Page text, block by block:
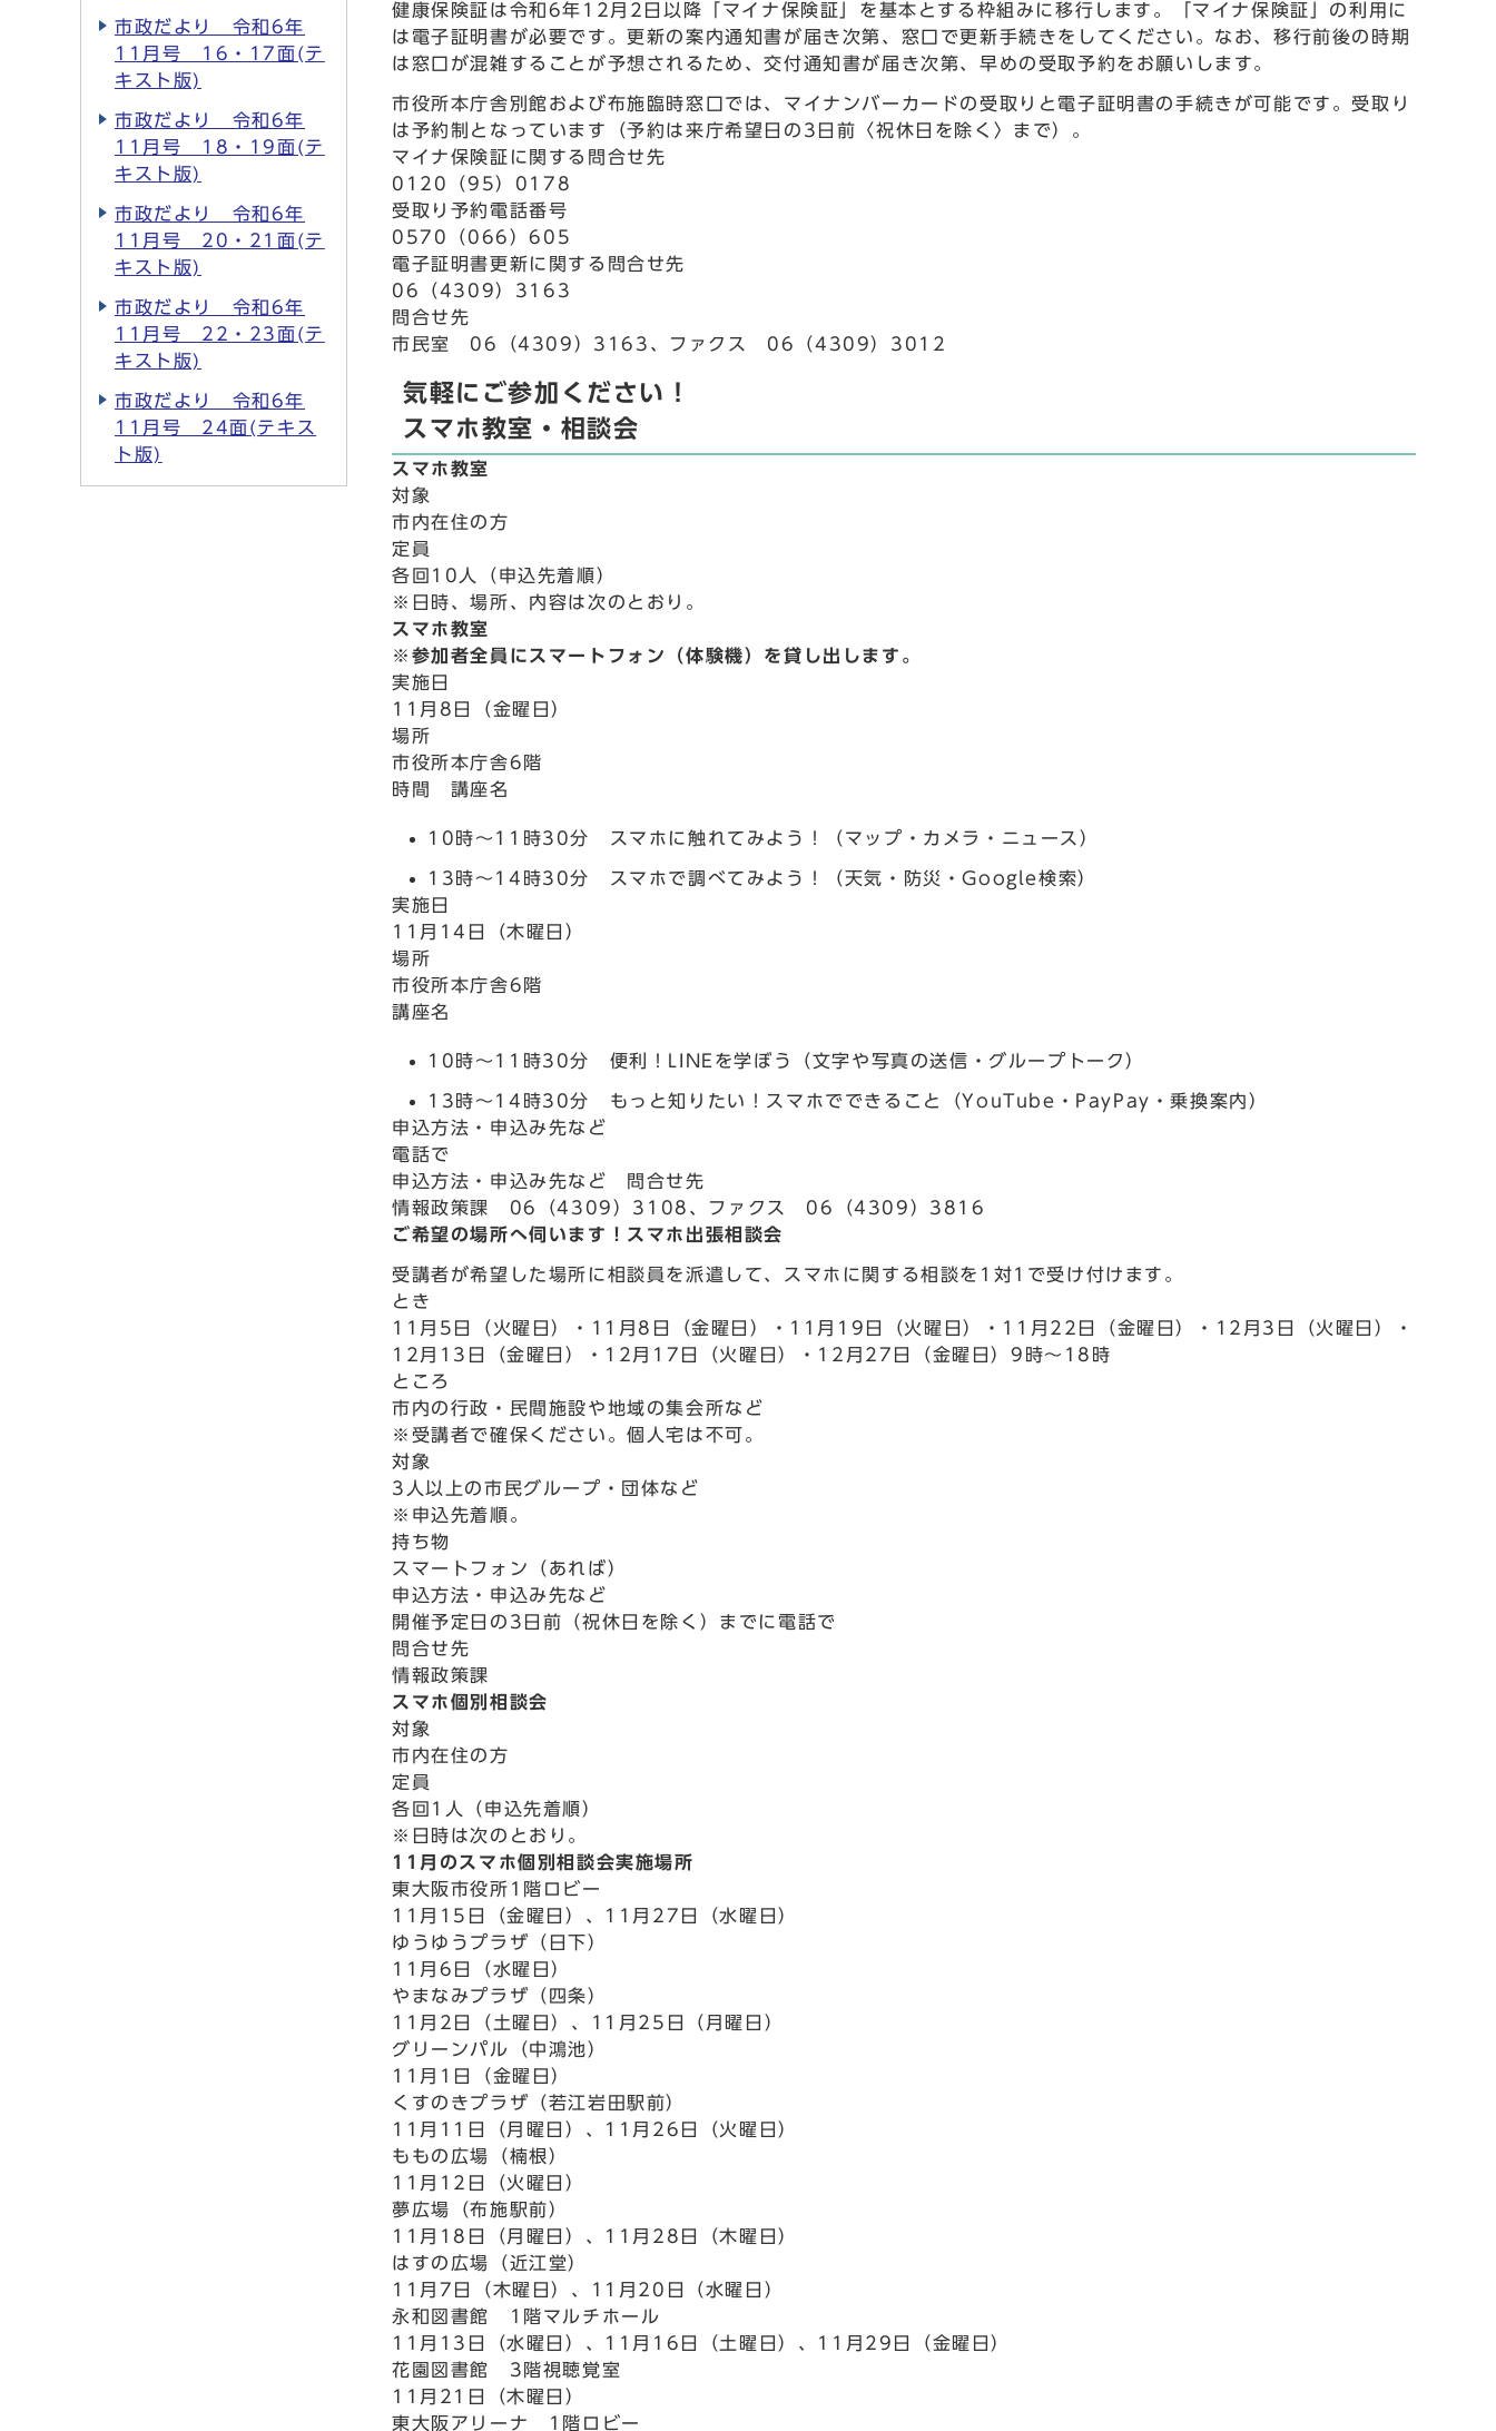
健康保険証は令和6年12月2日以降「マイナ保険証」を基本とする枠組みに移行します。「マイナ保険証」の利用に
は電子証明書が必要です。更新の案内通知書が届き次第、窓口で更新手続きをしてください。なお、移行前後の時期
は窓口が混雑することが予想されるため、交付通知書が届き次第、早めの受取予約をお願いします。
市役所本庁舎別館および布施臨時窓口では、マイナンバーカードの受取りと電子証明書の手続きが可能です。受取り
は予約制となっています（予約は来庁希望日の3日前〈祝休日を除く〉まで）。
マイナ保険証に関する問合せ先
0120（95）0178
受取り予約電話番号
0570（066）605
電子証明書更新に関する問合せ先
06（4309）3163
問合せ先
市民室 06（4309）3163、ファクス 06（4309）3012
気軽にご参加ください！
スマホ教室・相談会
スマホ教室
対象
市内在住の方
定員
各回10人（申込先着順）
※日時、場所、内容は次のとおり。
スマホ教室
※参加者全員にスマートフォン（体験機）を貸し出します。
実施日
11月8日（金曜日）
場所
市役所本庁舎6階
時間 講座名
10時～11時30分 スマホに触れてみよう！（マップ・カメラ・ニュース）
13時～14時30分 スマホで調べてみよう！（天気・防災・Google検索）
実施日
11月14日（木曜日）
場所
市役所本庁舎6階
講座名
10時～11時30分 便利！LINEを学ぼう（文字や写真の送信・グループトーク）
13時～14時30分 もっと知りたい！スマホでできること（YouTube・PayPay・乗換案内）
申込方法・申込み先など
電話で
申込方法・申込み先など 問合せ先
情報政策課 06（4309）3108、ファクス 06（4309）3816
ご希望の場所へ伺います！スマホ出張相談会
受講者が希望した場所に相談員を派遣して、スマホに関する相談を1対1で受け付けます。
とき
11月5日（火曜日）・11月8日（金曜日）・11月19日（火曜日）・11月22日（金曜日）・12月3日（火曜日）・
12月13日（金曜日）・12月17日（火曜日）・12月27日（金曜日）9時～18時
ところ
市内の行政・民間施設や地域の集会所など
※受講者で確保ください。個人宅は不可。
対象
3人以上の市民グループ・団体など
※申込先着順。
持ち物
スマートフォン（あれば）
申込方法・申込み先など
開催予定日の3日前（祝休日を除く）までに電話で
問合せ先
情報政策課
スマホ個別相談会
対象
市内在住の方
定員
各回1人（申込先着順）
※日時は次のとおり。
11月のスマホ個別相談会実施場所
東大阪市役所1階ロビー
11月15日（金曜日）、11月27日（水曜日）
ゆうゆうプラザ（日下）
11月6日（水曜日）
やまなみプラザ（四条）
11月2日（土曜日）、11月25日（月曜日）
グリーンパル（中鴻池）
11月1日（金曜日）
くすのきプラザ（若江岩田駅前）
11月11日（月曜日）、11月26日（火曜日）
ももの広場（楠根）
11月12日（火曜日）
夢広場（布施駅前）
11月18日（月曜日）、11月28日（木曜日）
はすの広場（近江堂）
11月7日（木曜日）、11月20日（水曜日）
永和図書館 1階マルチホール
11月13日（水曜日）、11月16日（土曜日）、11月29日（金曜日）
花園図書館 3階視聴覚室
11月21日（木曜日）
東大阪アリーナ 1階ロビー
市政だより 令和6年
11月号 16・17面(テ
キスト版)
市政だより 令和6年
11月号 18・19面(テ
キスト版)
市政だより 令和6年
11月号 20・21面(テ
キスト版)
市政だより 令和6年
11月号 22・23面(テ
キスト版)
市政だより 令和6年
11月号 24面(テキス
ト版)